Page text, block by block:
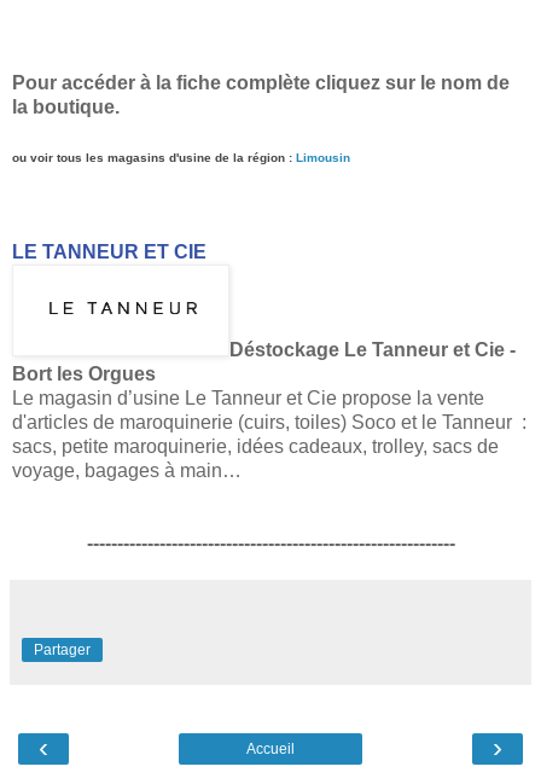
Pour accéder à la fiche complète cliquez sur le nom de
la boutique.
ou voir tous les magasins d'usine de la région : Limousin
LE TANNEUR ET CIE
Déstockage Le Tanneur et Cie -
Bort les Orgues
Le magasin d’usine Le Tanneur et Cie propose la vente
d'articles de maroquinerie (cuirs, toiles) Soco et le Tanneur :
sacs, petite maroquinerie, idées cadeaux, trolley, sacs de
voyage, bagages à main…
-------------------------------------------------------------
Partager
‹ ›
Accueil